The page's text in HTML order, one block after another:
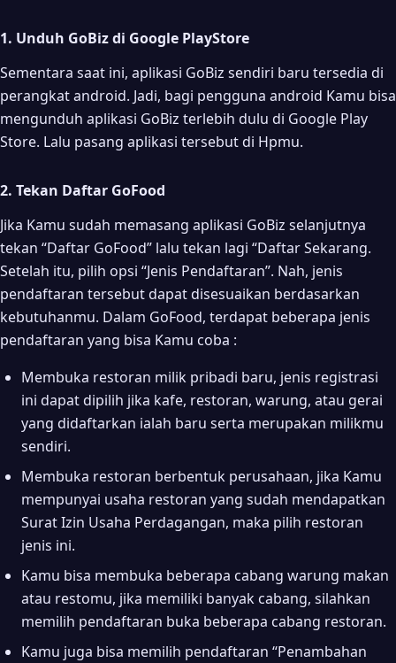
1. Unduh GoBiz di Google PlayStore
Sementara saat ini, aplikasi GoBiz sendiri baru tersedia di
perangkat android. Jadi, bagi pengguna android Kamu bisa
mengunduh aplikasi GoBiz terlebih dulu di Google Play
Store. Lalu pasang aplikasi tersebut di Hpmu.
2. Tekan Daftar GoFood
Jika Kamu sudah memasang aplikasi GoBiz selanjutnya
tekan “Daftar GoFood” lalu tekan lagi “Daftar Sekarang.
Setelah itu, pilih opsi “Jenis Pendaftaran”. Nah, jenis
pendaftaran tersebut dapat disesuaikan berdasarkan
kebutuhanmu. Dalam GoFood, terdapat beberapa jenis
pendaftaran yang bisa Kamu coba :
Membuka restoran milik pribadi baru, jenis registrasi
ini dapat dipilih jika kafe, restoran, warung, atau gerai
yang didaftarkan ialah baru serta merupakan milikmu
sendiri.
Membuka restoran berbentuk perusahaan, jika Kamu
mempunyai usaha restoran yang sudah mendapatkan
Surat Izin Usaha Perdagangan, maka pilih restoran
jenis ini.
Kamu bisa membuka beberapa cabang warung makan
atau restomu, jika memiliki banyak cabang, silahkan
memilih pendaftaran buka beberapa cabang restoran.
Kamu juga bisa memilih pendaftaran “Penambahan